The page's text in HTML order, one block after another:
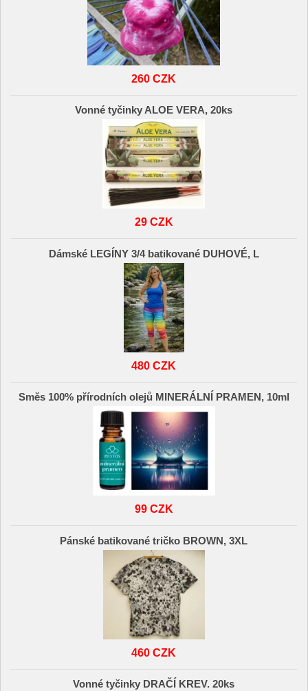
260 CZK
Vonné tyčinky ALOE VERA, 20ks
29 CZK
Dámské LEGÍNY 3/4 batikované DUHOVÉ, L
480 CZK
Směs 100% přírodních olejů MINERÁLNÍ PRAMEN, 10ml
99 CZK
Pánské batikované tričko BROWN, 3XL
460 CZK
Vonné tyčinky DRAČÍ KREV. 20ks